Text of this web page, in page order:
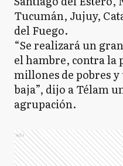
Tucumán, Jujuy,
del Fuego.
“Se realizará un
el hambre, contra la
millones de pobres
baja”, dijo a Télam
agrupación.
Ads